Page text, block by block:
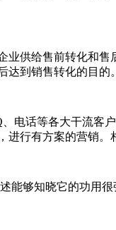
供给售前转化和
达到销售转化的目的。
电话等各大干流客
行有方案的营销。
够知晓它的功用